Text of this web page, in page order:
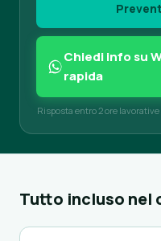
Chiedi info su
rapida
Risposta entro 2 ore
Tutto incluso nel